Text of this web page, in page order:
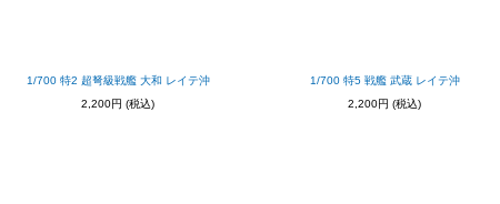
1/700 特2 超弩級戦艦 大和 レイテ沖
2,200円 (税込)
1/700 特5 戦艦 武蔵 レイテ沖
2,200円 (税込)